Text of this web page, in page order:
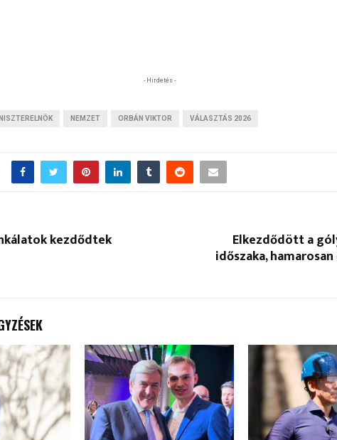
- Hirdetés -
NEMZET ORBÁN VIKTOR VÁLASZTÁS 2026
kezdődtek Elkezdődött a
időszaka,